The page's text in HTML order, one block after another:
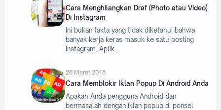
Cara Menghilangkan Draf (Photo atau Video)
Di Instagram
Ini bukan fakta yang tidak diketahui bahwa
banyak kerja keras masuk ke satu posting
Instagram. Aplik
26 Maret 2018
Cara Memblokir Iklan Popup Di Android Anda
Apakah Anda pengguna Android dan
bermasalah dengan iklan popup di ponsel